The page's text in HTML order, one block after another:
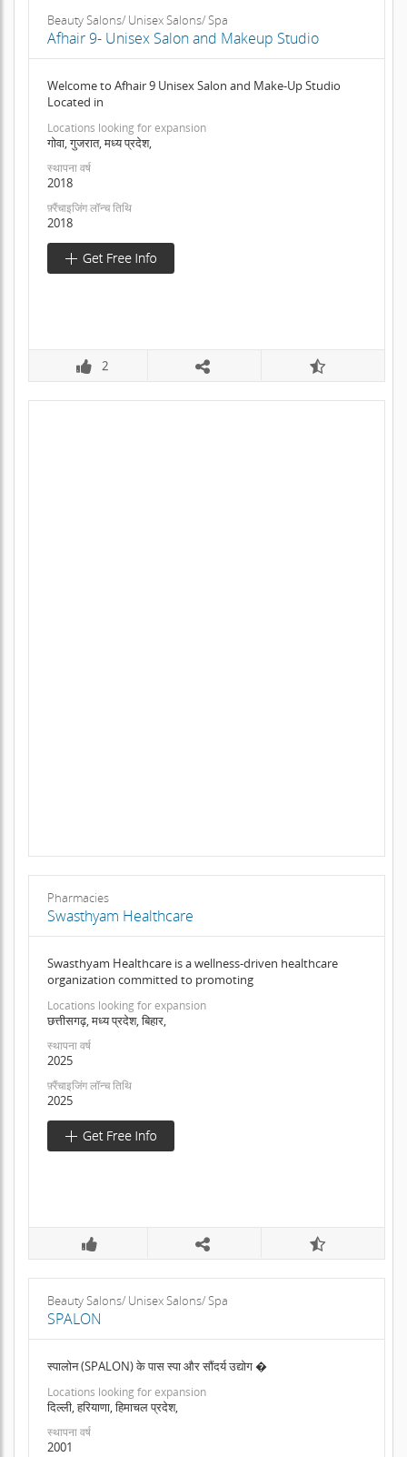
Beauty Salons/ Unisex Salons/ Spa
Afhair 9- Unisex Salon and Makeup Studio
Welcome to Afhair 9 Unisex Salon and Make-Up Studio
Located in
Locations looking for expansion
गोवा, गुजरात, मध्य प्रदेश,
स्थापना वर्ष
2018
फ़्रैंचाइजिंग लॉन्च तिथि
2018
2
Pharmacies
Swasthyam Healthcare
Swasthyam Healthcare is a wellness-driven healthcare
organization committed to promoting
Locations looking for expansion
छत्तीसगढ़, मध्य प्रदेश, बिहार,
स्थापना वर्ष
2025
फ़्रैंचाइजिंग लॉन्च तिथि
2025
Beauty Salons/ Unisex Salons/ Spa
SPALON
स्पालोन (SPALON) के पास स्पा और सौंदर्य उद्योग �
Locations looking for expansion
दिल्ली, हरियाणा, हिमाचल प्रदेश,
स्थापना वर्ष
2001